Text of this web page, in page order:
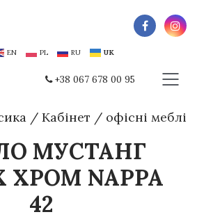
EN PL RU UK
+38 067 678 00 95
/ Кабінет / офісні меблі
МУСТАНГ
ХРОМ NAPPA
42